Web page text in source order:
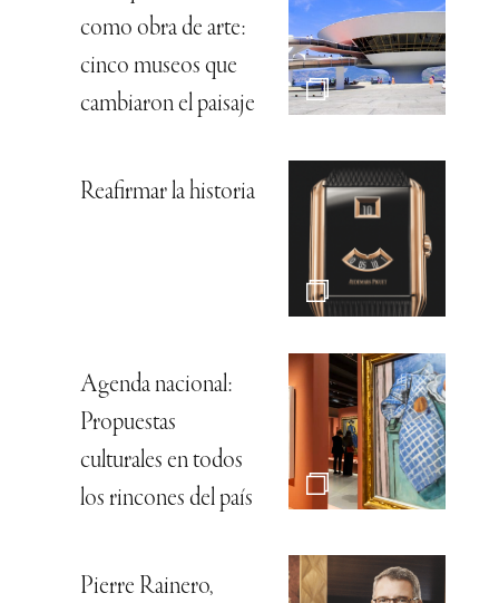
como obra de arte:
cinco museos que
cambiaron el paisaje
Reafirmar la historia
Agenda nacional:
Propuestas
culturales en todos
los rincones del país
Pierre Rainero,